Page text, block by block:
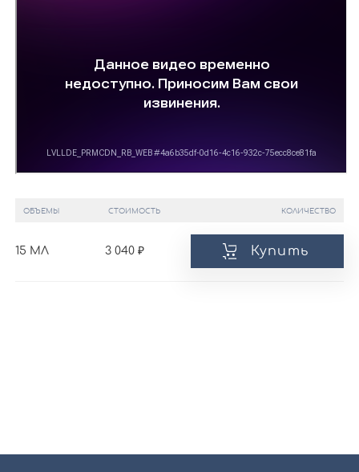
ОБЪЕМЫ СТОИМОСТЬ КОЛИЧЕСТВО
15 МЛ 3 040 Купить